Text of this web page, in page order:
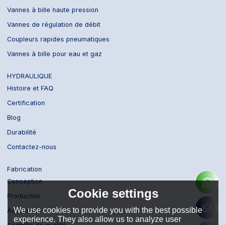
Vannes à bille haute pression
Vannes de régulation de débit
Coupleurs rapides pneumatiques
Vannes à bille pour eau et gaz
HYDRAULIQUE
Histoire et FAQ
Certification
Blog
Durabilité
Contactez-nous
Fabrication
Conception
Production
Assemblée
Cookie settings
We use cookies to provide you with the best possible
experience. They also allow us to analyze user